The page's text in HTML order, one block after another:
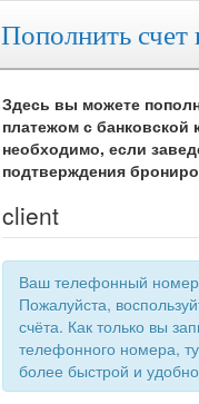
Пополнить счет
Здесь вы можете
платежом с
необходимо, если
подтверждения
client
Ваш телефонный номер
Пожалуйста,
счёта. Как только вы
телефонного номера,
более